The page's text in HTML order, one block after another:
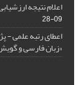
اعلام نتیجه
09-28
«زبان فارسی و